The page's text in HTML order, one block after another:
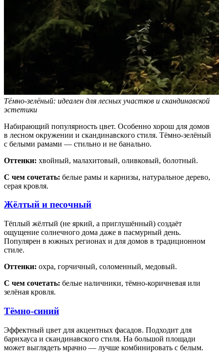
Тёмно-зелёный: идеален для лесных участков и скандинавской
эстетики
Набирающий популярность цвет. Особенно хорош для домов
в лесном окружении и скандинавского стиля. Тёмно-зелёный
с белыми рамами — стильно и не банально.
Оттенки: хвойный, малахитовый, оливковый, болотный.
С чем сочетать: белые рамы и карнизы, натуральное дерево,
серая кровля.
Жёлтый и песочный
Тёплый жёлтый (не яркий, а приглушённый) создаёт
ощущение солнечного дома даже в пасмурный день.
Популярен в южных регионах и для домов в традиционном
стиле.
Оттенки: охра, горчичный, соломенный, медовый.
С чем сочетать: белые наличники, тёмно-коричневая или
зелёная кровля.
Тёмно-синий
Эффектный цвет для акцентных фасадов. Подходит для
барнхауса и скандинавского стиля. На большой площади
может выглядеть мрачно — лучше комбинировать с белым.